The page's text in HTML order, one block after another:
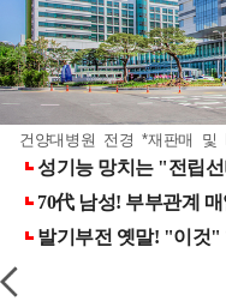
건양대병원 전경 *재판매 및